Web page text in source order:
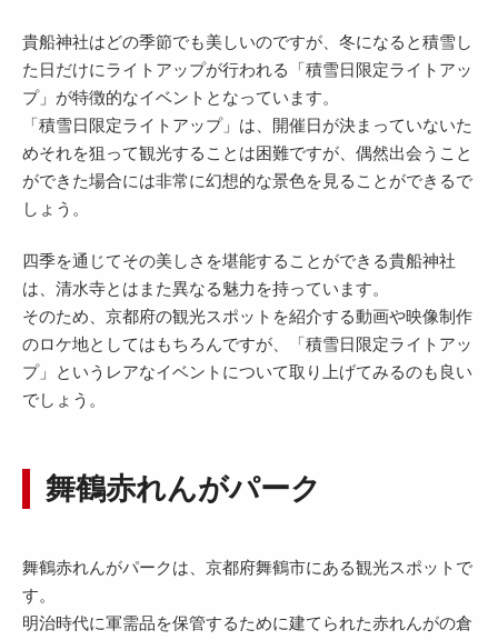
貴船神社はどの季節でも美しいのですが、冬になると積雪し
た日だけにライトアップが行われる「積雪日限定ライトアッ
プ」が特徴的なイベントとなっています。
「積雪日限定ライトアップ」は、開催日が決まっていないた
めそれを狙って観光することは困難ですが、偶然出会うこと
ができた場合には非常に幻想的な景色を見ることができるで
しょう。
四季を通じてその美しさを堪能することができる貴船神社
は、清水寺とはまた異なる魅力を持っています。
そのため、京都府の観光スポットを紹介する動画や映像制作
のロケ地としてはもちろんですが、「積雪日限定ライトアッ
プ」というレアなイベントについて取り上げてみるのも良い
でしょう。
舞鶴赤れんがパーク
舞鶴赤れんがパークは、京都府舞鶴市にある観光スポットで
す。
明治時代に軍需品を保管するために建てられた赤れんがの倉